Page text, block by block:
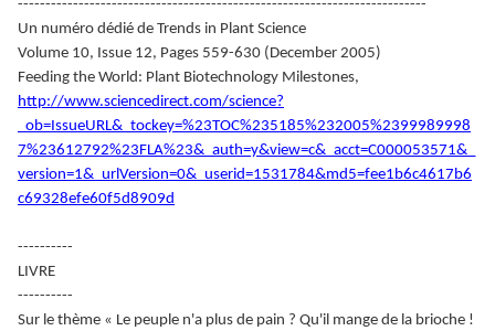
--------------------------------------------------------------------------
Un numéro dédié de Trends in Plant Science
Volume 10, Issue 12, Pages 559-630 (December 2005)
Feeding the World: Plant Biotechnology Milestones,
http://www.sciencedirect.com/science?
_ob=IssueURL&_tockey=%23TOC%235185%232005%2399989998
7%23612792%23FLA%23&_auth=y&view=c&_acct=C000053571&_
version=1&_urlVersion=0&_userid=1531784&md5=fee1b6c4617b6
c69328efe60f5d8909d
----------
LIVRE
----------
Sur le thème « Le peuple n'a plus de pain ? Qu'il mange de la brioche !